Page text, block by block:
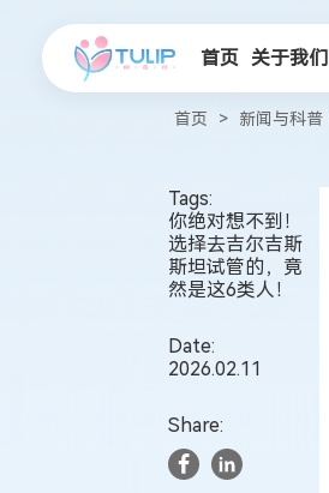
首页 关于我们
首页 > 新闻与科普
Tags:
你绝对想不到！
选择去吉尔吉斯
斯坦试管的，竟
然是这6类人！
Date:
2026.02.11
Share: